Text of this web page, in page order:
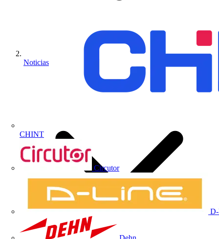
CHINT
Circutor
Noticias